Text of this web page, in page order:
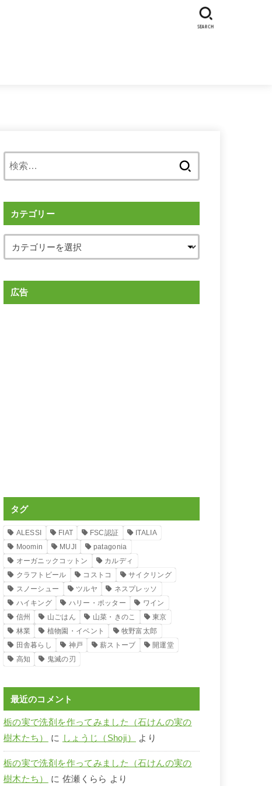
SEARCH
カテゴリー
広告
タグ
ALESSI FIAT FSC認証
ITALIA
Moomin
MUJI
patagonia
オーガニックコットン
カルディ
クラフトビール
コストコ
サイクリング
スノーシュー
ツルヤ
ネスプレッソ
ハイキング
ハリー・ポッター
ワイン
信州
山ごはん 山菜・きのこ
東京
林業
植物園・イベント
牧野富太郎
田舎暮らし
神戸 薪ストーブ
開運堂
高知
鬼滅の刃
最近のコメント
栃の実で洗剤を作ってみました（石けんの実の
樹木たち）
に しょうじ（Shoji） より
栃の実で洗剤を作ってみました（石けんの実の
樹木たち）
に 佐瀬くらら より